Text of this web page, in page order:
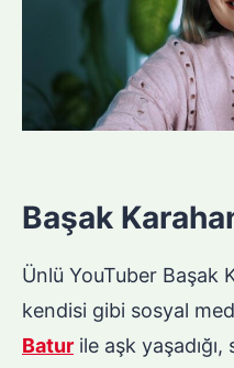
Başak
Ünlü YouTuber Başak
kendisi gibi sosyal
Batur ile aşk yaşadığı,